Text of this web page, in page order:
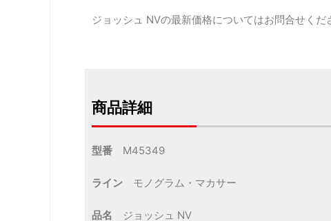
ジョッシュ NVの最新価格についてはお問合せくだ
商品詳細
型番 M45349
ライン モノグラム・マカサー
品名 ジョッシュ NV